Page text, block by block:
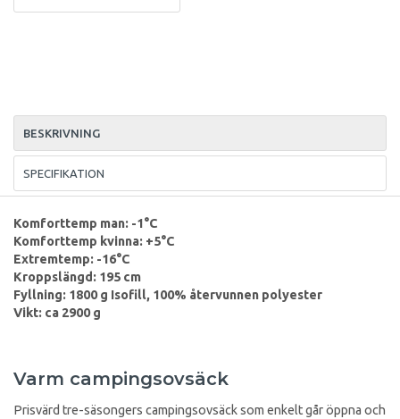
BESKRIVNING
SPECIFIKATION
Komforttemp man: -1°C
Komforttemp kvinna: +5°C
Extremtemp: -16°C
Kroppslängd: 195 cm
Fyllning: 1800 g Isofill, 100% återvunnen polyester
Vikt: ca 2900 g
Varm campingsovsäck
Prisvärd tre-säsongers campingsovsäck som enkelt går öppna och